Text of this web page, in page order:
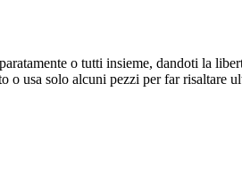
o tutti insieme, dandoti la
o usa solo alcuni pezzi per far risaltare